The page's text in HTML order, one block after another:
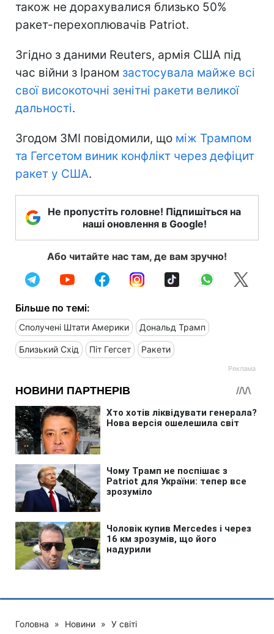
також не дорахувалися близько 50%
ракет-перехоплювачів Patriot.
Згідно з даними Reuters, армія США під
час війни з Іраном застосувала майже всі
свої високоточні зенітні ракети великої
дальності.
Згодом ЗМІ повідомили, що між Трампом
та Гегсетом виник конфлікт через дефіцит
ракет у США.
Не пропустіть головне! Підпишіться на
наші оновлення в Google!
Або читайте нас там, де вам зручно!
Більше по темі:
Сполучені Штати Америки Дональд Трамп
Близький Схід Піт Гегсет Ракети
Головна » Новини » У світі